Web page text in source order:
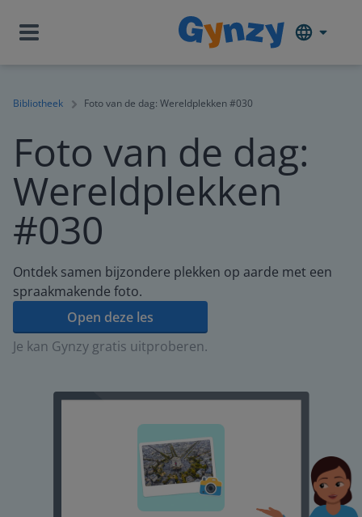
Bibliotheek Foto van de dag: Wereldplekken #030
Foto van de dag:
Wereldplekken
#030
Ontdek samen bijzondere plekken op aarde met een
spraakmakende foto.
Open deze les
Je kan Gynzy gratis uitproberen.